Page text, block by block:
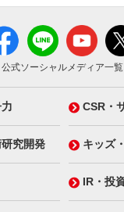
公式ソーシャルメディア一覧
CSR・
究開発 キッズ
IR・投